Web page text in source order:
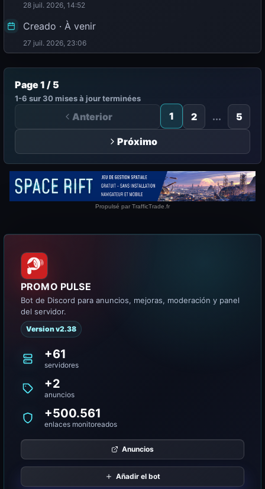
28 juil. 2026, 14:52
Creado · À venir
27 juil. 2026, 23:06
Page 1 / 5
1-6 sur 30 mises à jour terminées
Anterior 1 2 ... 5
Próximo
PROMO PULSE
Bot de Discord para anuncios, mejoras, moderación y panel
del servidor.
Version v2.38
+61
servidores
+2
anuncios
+500.561
enlaces monitoreados
Anuncios
Añadir el bot